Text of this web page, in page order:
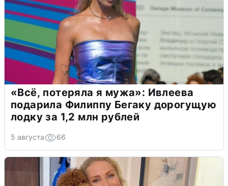
«Всё, потеряла я мужа»: Ивлеева
подарила Филиппу Бегаку дорогущую
лодку за 1,2 млн рублей
5 августа 66